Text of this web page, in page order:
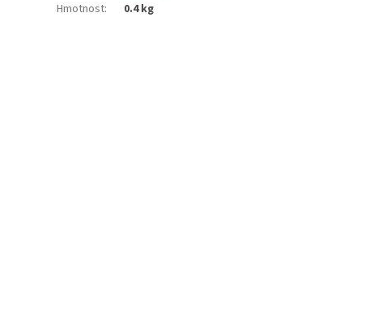
Hmotnost: 0.4 kg